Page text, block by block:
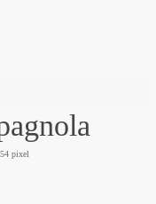
pixel